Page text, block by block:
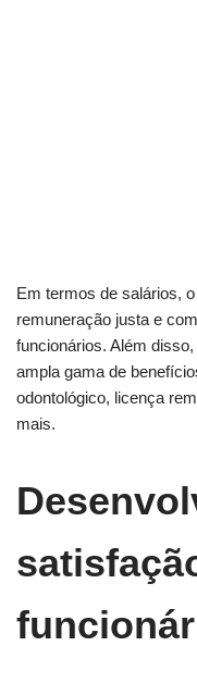
Em termos de salários, o
remuneração justa e
funcionários. Além
ampla gama de
odontológico, licença
mais.